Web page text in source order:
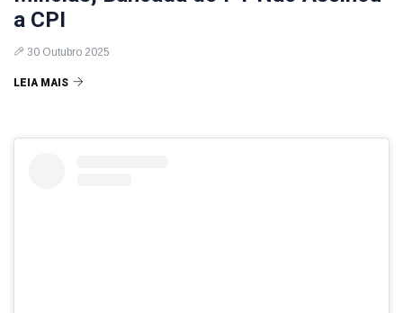
a CPI
30 Outubro 2025
LEIA MAIS